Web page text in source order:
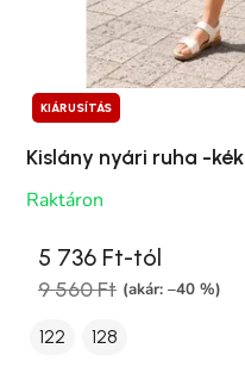
KIÁRUSÍTÁS
Kislány nyári ruha -kék
Raktáron
5 736 Ft-tól
9 560 Ft (akár: –40 %)
122 128